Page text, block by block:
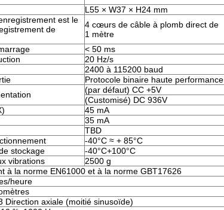
L55 × W37 × H24 mm
est le
de
4 cœurs de câble à plomb direct de
1 mètre
< 50 ms
20 Hz/s
2400 à 115200 baud
Protocole binaire haute performance
(par défaut) CC +5V
(Customisé) DC 936V
45 mA
35 mA
TBD
-40°C ≈ + 85°C
stockage
-40°C+100°C
vibrations
2500 g
à la norme EN61000 et à la norme GBT17626
heure
Direction axiale (moitié sinusoïde)